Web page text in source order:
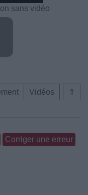
sans vidéo
⇑
Vidéos
Corriger une erreur